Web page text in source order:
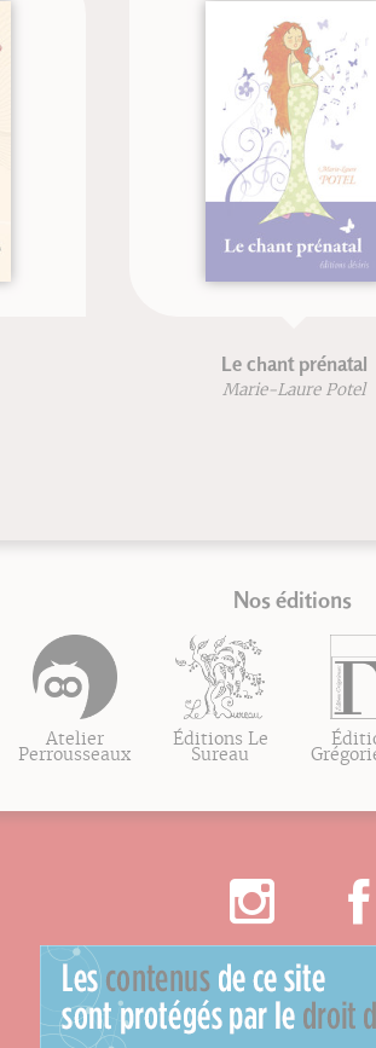
Le chant prénatal
Marie-Laure Potel
Nos éditions
Atelier
Perrousseaux
Éditions Le
Sureau